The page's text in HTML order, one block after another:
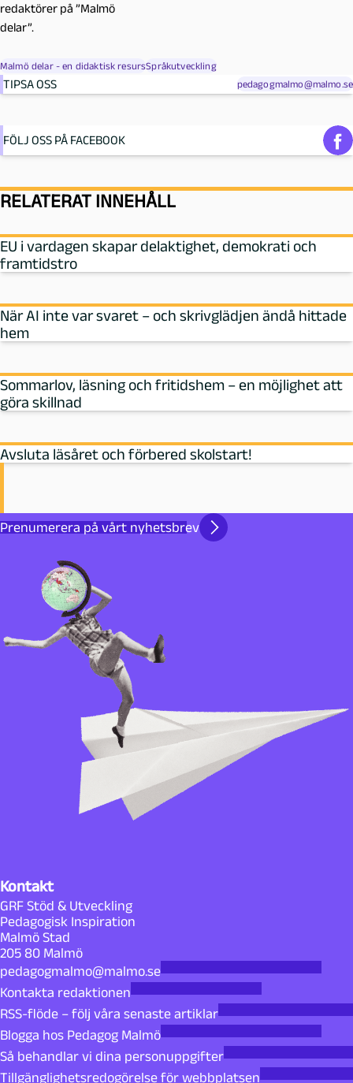
redaktörer på ”Malmö
delar”.
Malmö delar - en didaktisk resursSpråkutveckling
TIPSA OSS pedagogmalmo@malmo.se
FÖLJ OSS PÅ FACEBOOK
RELATERAT INNEHÅLL
EU i vardagen skapar delaktighet, demokrati och
framtidstro
När AI inte var svaret – och skrivglädjen ändå hittade
hem
Sommarlov, läsning och fritidshem – en möjlighet att
göra skillnad
Avsluta läsåret och förbered skolstart!
Prenumerera på vårt nyhetsbrev
Kontakt
GRF Stöd & Utveckling
Pedagogisk Inspiration
Malmö Stad
205 80 Malmö
pedagogmalmo@malmo.se
Kontakta redaktionen
RSS-flöde – följ våra senaste artiklar
Blogga hos Pedagog Malmö
Så behandlar vi dina personuppgifter
Tillgänglighetsredogörelse för webbplatsen